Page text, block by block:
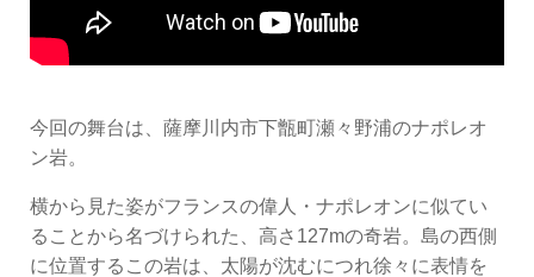
今回の舞台は、薩摩川内市下甑町瀬々野浦のナポレオ
ン岩。
横から見た姿がフランスの偉人・ナポレオンに似てい
ることから名づけられた、高さ127mの奇岩。島の西側
に位置するこの岩は、太陽が沈むにつれ徐々に表情を